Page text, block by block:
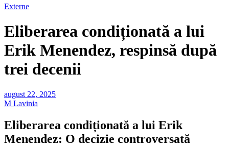
Externe
Eliberarea condiționată a lui
Erik Menendez, respinsă după
trei decenii
august 22, 2025
M Lavinia
Eliberarea condiționată a lui Erik
Menendez: O decizie controversată